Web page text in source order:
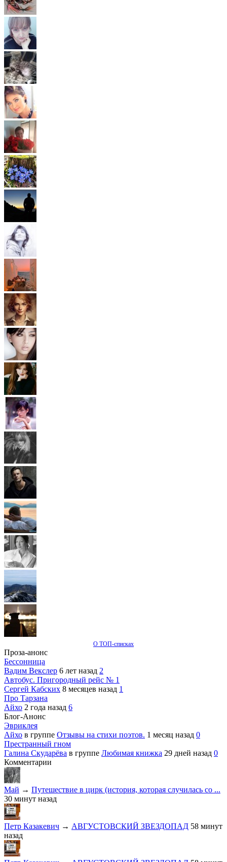
О ТОП-списках
Проза-анонс
Бессонница
Вадим Векслер 6 лет назад 2
Автобус. Пригородный рейс № 1
Сергей Кабских 8 месяцев назад 1
Про Тарзана
Айхо 2 года назад 6
Блог-Анонс
Эвриклея
Айхо в группе Отзывы на стихи поэтов. 1 месяц назад 0
Престранный гном
Галина Скударёва в группе Любимая книжка 29 дней назад 0
Комментарии
Май → Путешествие в цирк (история, которая случилась со ...
30 минут назад
Петр Казакевич → АВГУСТОВСКИЙ ЗВЕЗДОПАД 58 минут
назад